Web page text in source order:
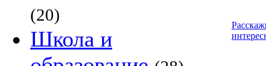
(20)
Школа и